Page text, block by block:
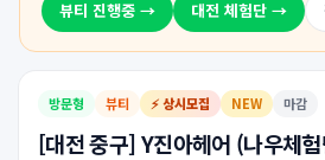
뷰티 진행중 → 대전 체험단 →
방문형 뷰티 ⚡ 상시모집 NEW 마감
[대전 중구] Y진아헤어 (나우체